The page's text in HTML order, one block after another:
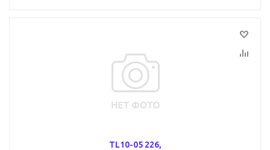
TL10-05 226,